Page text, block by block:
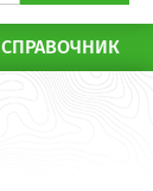
СПРАВОЧНИК